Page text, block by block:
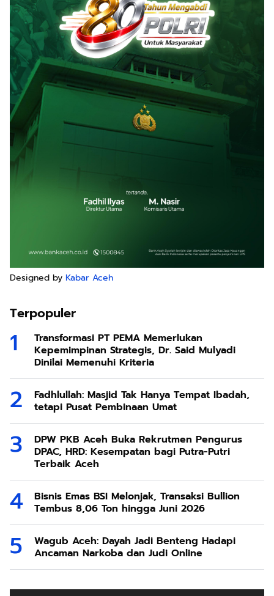
Designed by Kabar Aceh
Terpopuler
Transformasi PT PEMA Memerlukan
Kepemimpinan Strategis, Dr. Said Mulyadi
Dinilai Memenuhi Kriteria
Fadhlullah: Masjid Tak Hanya Tempat Ibadah,
tetapi Pusat Pembinaan Umat
DPW PKB Aceh Buka Rekrutmen Pengurus
DPAC, HRD: Kesempatan bagi Putra-Putri
Terbaik Aceh
Bisnis Emas BSI Melonjak, Transaksi Bullion
Tembus 8,06 Ton hingga Juni 2026
Wagub Aceh: Dayah Jadi Benteng Hadapi
Ancaman Narkoba dan Judi Online